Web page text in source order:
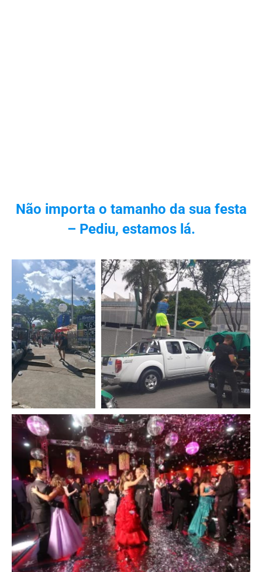
Não importa o tamanho da sua festa
– Pediu, estamos lá.